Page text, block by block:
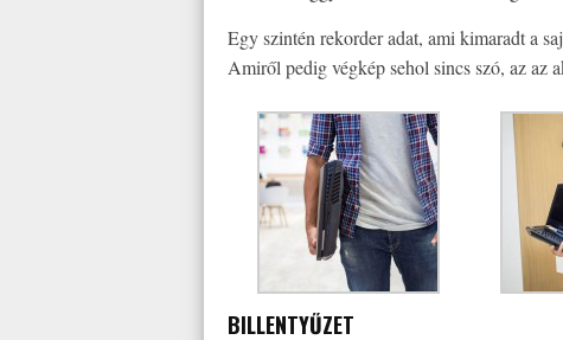
Egy szintén rekorder adat, ami kimaradt a
Amiről pedig végkép sehol sincs szó, az az
BILLENTYŰZET